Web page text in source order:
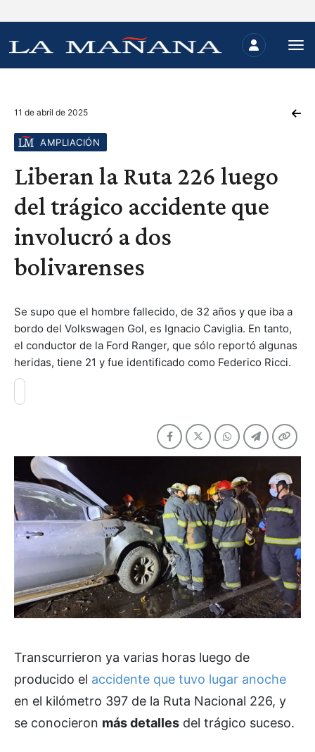
11 de abril de 2025
AMPLIACIÓN
Liberan la Ruta 226 luego
del trágico accidente que
involucró a dos
bolivarenses
Se supo que el hombre fallecido, de 32 años y que iba a
bordo del Volkswagen Gol, es Ignacio Caviglia. En tanto,
el conductor de la Ford Ranger, que sólo reportó algunas
heridas, tiene 21 y fue identificado como Federico Ricci.
Transcurrieron ya varias horas luego de
producido el accidente que tuvo lugar anoche
en el kilómetro 397 de la Ruta Nacional 226, y
se conocieron más detalles del trágico suceso.